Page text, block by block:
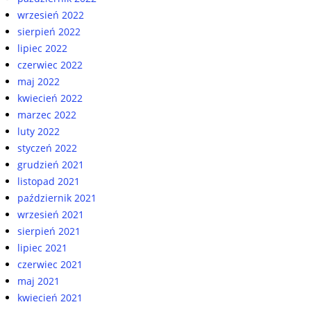
wrzesień 2022
sierpień 2022
lipiec 2022
czerwiec 2022
maj 2022
kwiecień 2022
marzec 2022
luty 2022
styczeń 2022
grudzień 2021
listopad 2021
październik 2021
wrzesień 2021
sierpień 2021
lipiec 2021
czerwiec 2021
maj 2021
kwiecień 2021